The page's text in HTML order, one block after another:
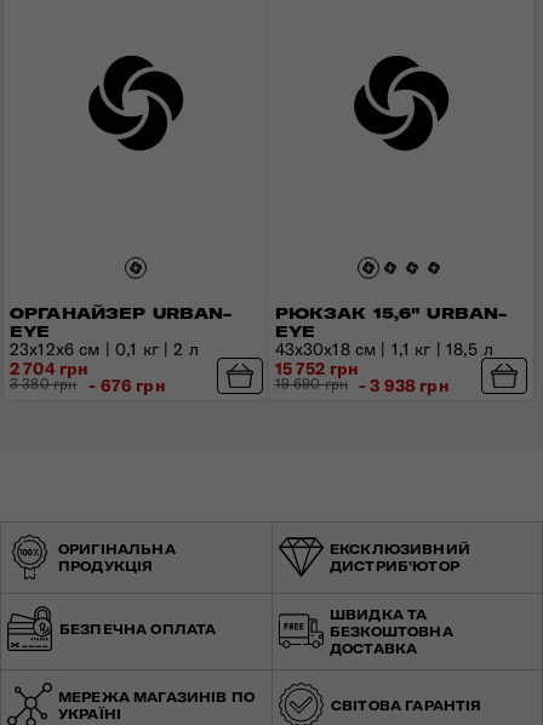
ОРГАНАЙЗЕР URBAN-
EYE
23x12x6 см | 0,1 кг | 2 л
2 704 грн
3 380 грн - 676 грн
РЮКЗАК 15,6" URBAN-
EYE
43x30x18 см | 1,1 кг | 18,5 л
15 752 грн
19 690 грн - 3 938 грн
ОРИГІНАЛЬНА
ПРОДУКЦІЯ
ЕКСКЛЮЗИВНИЙ
ДИСТРИБ'ЮТОР
БЕЗПЕЧНА ОПЛАТА
ШВИДКА ТА
БЕЗКОШТОВНА
ДОСТАВКА
МЕРЕЖА МАГАЗИНІВ ПО
УКРАЇНІ
СВІТОВА ГАРАНТІЯ